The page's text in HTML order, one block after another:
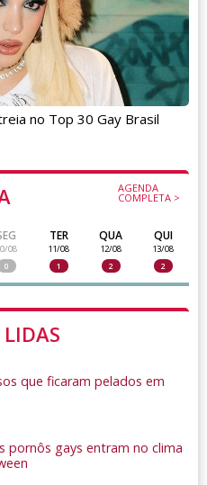
AGENDA
COMPLETA >
08
0
TER
11/08
1
QUA
12/08
2
QUI
13/08
2
que ficaram pelados em
pornôs gays entram no clima
no Top 30 Gay Brasil